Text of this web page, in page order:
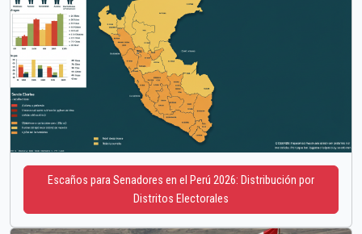
Escaños para Senadores en el Perú 2026: Distribución por
Distritos Electorales